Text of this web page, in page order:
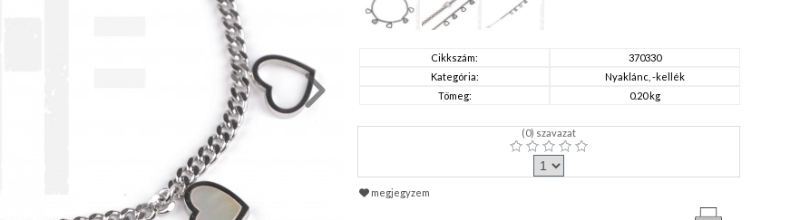
Cikkszám:
370330
Kategória:
Nyaklánc, -kellék
Tömeg:
0.20 kg
(0) szavazat
megjegyzem